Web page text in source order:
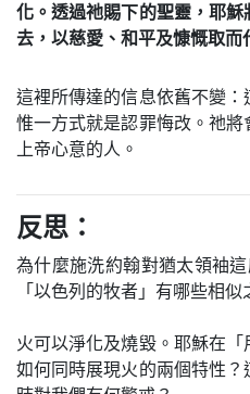
化。透過祂賜下的聖靈，耶
去，以慈愛、和平及慷慨取而
這裡所傳達的信息依舊不變
惟一方式就是認罪悔改。祂
上帝心意的人。
反思：
為什麼施洗約翰對猶太領袖
「以色列的牧者」有哪些相似
火可以淨化及燒毀。耶穌在「
如何同時展現火的兩個特性